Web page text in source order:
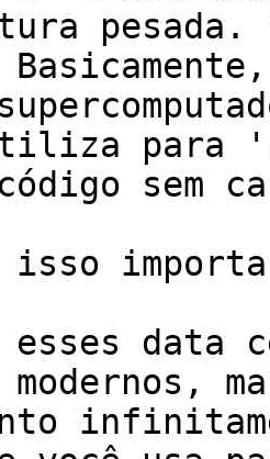
pesada.
para
sem
isso
esses data
modernos,